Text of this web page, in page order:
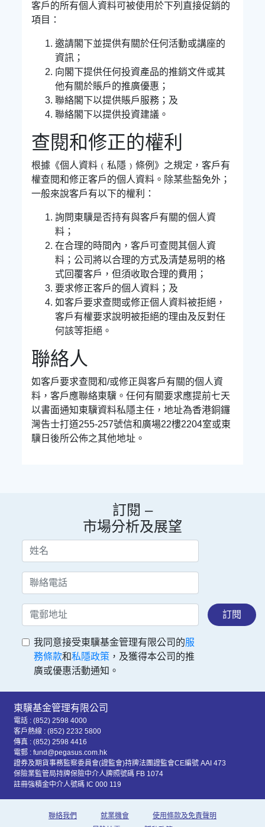
客戶的所有個人資料可被使用於下列直接促銷的
項目：
邀請閣下並提供有關於任何活動或講座的
資訊；
向閣下提供任何投資產品的推銷文件或其
他有關於賬戶的推廣優惠；
聯絡閣下以提供賬戶服務；及
聯絡閣下以提供投資建議。
查閱和修正的權利
根據《個人資料﹙私隱﹚條例》之規定，客戶有
權查閱和修正客戶的個人資料。除某些豁免外；
一般來說客戶有以下的權利：
詢問東驥是否持有與客戶有關的個人資
料；
在合理的時間內，客戶可查閱其個人資
料；公司將以合理的方式及清楚易明的格
式回覆客戶，但須收取合理的費用；
要求修正客戶的個人資料；及
如客戶要求查閱或修正個人資料被拒絕，
客戶有權要求說明被拒絕的理由及反對任
何該等拒絕。
聯絡人
如客戶要求查閱和/或修正與客戶有關的個人資
料，客戶應聯絡東驥。任何有關要求應提前七天
以書面通知東驥資料私隱主任，地址為香港銅鑼
灣告士打道255-257號信和廣場22樓2204室或東
驥日後所公佈之其他地址。
訂閱 –
市場分析及展望
訂閱
我同意接受東驥基金管理有限公司的服
務條款和私隱政策 ，及獲得本公司的推
廣或優惠活動通知。
東驥基金管理有限公司
電話 : (852) 2598 4000
客戶熱線 : (852) 2232 5800
傳真 : (852) 2598 4416
電郵 : fund@pegasus.com.hk
證券及期貨事務監察委員會(證監會)持牌法團證監會CE編號 AAI 473
保險業監管局持牌保險中介人牌照號碼 FB 1074
註冊強積金中介人號碼 IC 000 119
聯絡我們 就業機會
使用條款及免責聲明